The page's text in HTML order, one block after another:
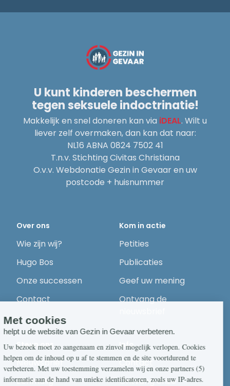
U kunt kinderen beschermen
tegen seksuele indoctrinatie!
Makkelijk en snel doneren kan via iDEAL. Wilt u
liever zelf overmaken, dan kan dat naar:
NL16 ABNA 0824 7502 41
T.n.v. Stichting Civitas Christiana
O.v.v. Webdonatie Gezin in Gevaar en uw
postcode + huisnummer
Over ons
Wie zijn wij?
Hugo Bos
Onze successen
Contact
Kom in actie
Petities
Publicaties
Geef uw mening
Ontvang de
Steun ons
Nieuwsbrief
Eenmalig
Info
Contact
Ontvang onze